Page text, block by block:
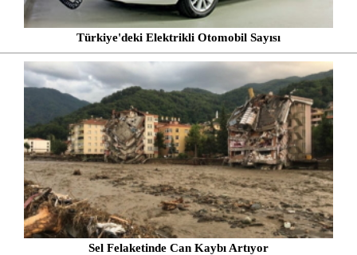
Türkiye'deki Elektrikli Otomobil Sayısı
Sel Felaketinde Can Kaybı Artıyor